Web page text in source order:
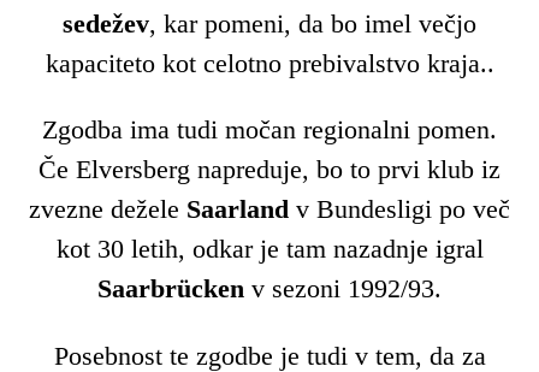
sedežev, kar pomeni, da bo imel večjo
kapaciteto kot celotno prebivalstvo kraja..
Zgodba ima tudi močan regionalni pomen.
Če Elversberg napreduje, bo to prvi klub iz
zvezne dežele Saarland v Bundesligi po več
kot 30 letih, odkar je tam nazadnje igral
Saarbrücken v sezoni 1992/93.
Posebnost te zgodbe je tudi v tem, da za